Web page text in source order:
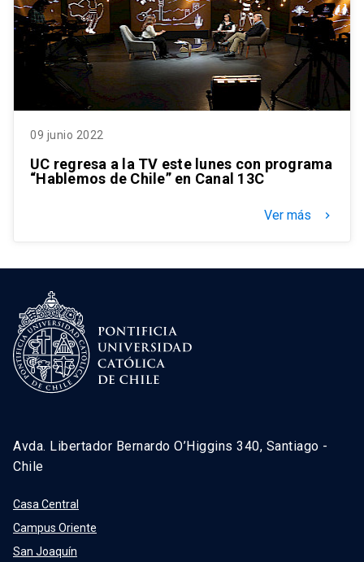
09 junio 2022
UC regresa a la TV este lunes con programa
“Hablemos de Chile” en Canal 13C
Ver más keyboard_arrow_right
Avda. Libertador Bernardo O’Higgins 340, Santiago -
Chile
Casa Central
Campus Oriente
San Joaquín